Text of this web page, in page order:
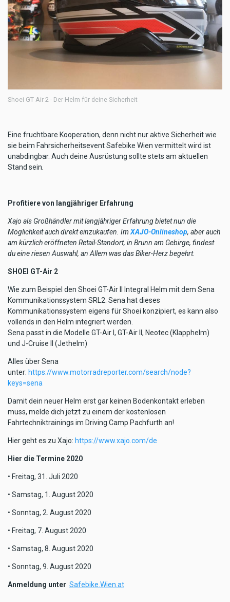
Shoei GT Air 2 - Der Helm für deine Sicherheit
Eine fruchtbare Kooperation, denn nicht nur aktive Sicherheit wie
sie beim Fahrsicherheitsevent Safebike Wien vermittelt wird ist
unabdingbar. Auch deine Ausrüstung sollte stets am aktuellen
Stand sein
Profitiere von langjähriger Erfahrung
Xajo als Großhändler mit langjähriger Erfahrung bietet nun die
Möglichkeit auch direkt einzukaufen. Im XAJO-Onlineshop, aber auch
am kürzlich eröffneten Retail-Standort, in Brunn am Gebirge, findest
du eine riesen Auswahl, an Allem was das Biker-Herz begehrt.
SHOEI GT-Air 2
Wie zum Beispiel den Shoei GT-Air II Integral Helm mit dem Sena
Kommunikationssystem SRL2. Sena hat dieses
Kommunikationssystem eigens für Shoei konzipiert, es kann also
vollends in den Helm integriert werden.
Sena passt in die Modelle GT-Air I, GT-Air II, Neotec (Klapphelm)
und J-Cruise II (Jethelm)
Alles über Sena
unter: https://www.motorradreporter.com/search/node?
keys=sena
Damit dein neuer Helm erst gar keinen Bodenkontakt erleben
muss, melde dich jetzt zu einem der kostenlosen
Fahrtechniktrainings im Driving Camp Pachfurth an!
Hier geht es zu Xajo: https://www.xajo.com/de
Hier die Termine 2020
• Freitag, 31. Juli 2020
• Samstag, 1. August 2020
• Sonntag, 2. August 2020
• Freitag, 7. August 2020
• Samstag, 8. August 2020
• Sonntag, 9. August 2020
Anmeldung unter Safebike.Wien.at